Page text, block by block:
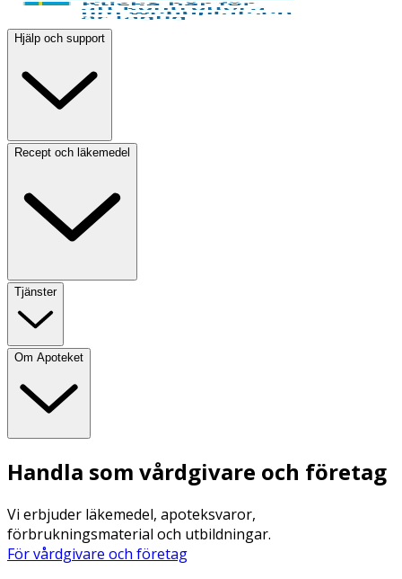
Hjälp och support
Recept och läkemedel
Tjänster
Om Apoteket
Handla som vårdgivare och företag
Vi erbjuder läkemedel, apoteksvaror,
förbrukningsmaterial och utbildningar.
För vårdgivare och företag